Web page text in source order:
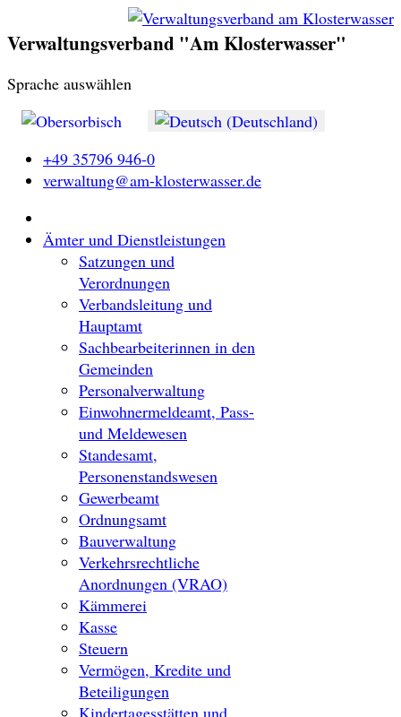
Verwaltungsverband "Am Klosterwasser"
Sprache auswählen
+49 35796 946-0
verwaltung@am-klosterwasser.de
Ämter und Dienstleistungen
Satzungen und
Verordnungen
Verbandsleitung und
Hauptamt
Sachbearbeiterinnen in den
Gemeinden
Personalverwaltung
Einwohnermeldeamt, Pass-
und Meldewesen
Standesamt,
Personenstandswesen
Gewerbeamt
Ordnungsamt
Bauverwaltung
Verkehrsrechtliche
Anordnungen (VRAO)
Kämmerei
Kasse
Steuern
Vermögen, Kredite und
Beteiligungen
Kindertagesstätten und